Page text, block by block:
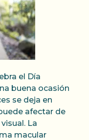
el Día
buena ocasión
se deja en
afectar de
La
macular